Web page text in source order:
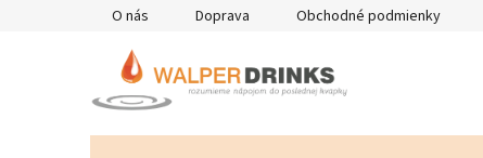
O nás Doprava Obchodné podmienky